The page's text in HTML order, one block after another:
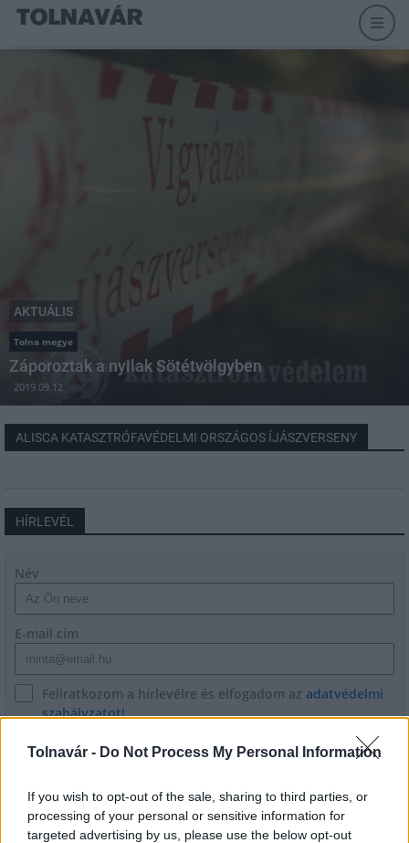
Tolnavár - Do Not Process My Personal Information
If you wish to opt-out of the sale, sharing to third parties, or
processing of your personal or sensitive information for
targeted advertising by us, please use the below opt-out
AKTUÁLIS
Tolna megye
Záporoztak a nyilak Sötétvölgyben
2019.09.12
ALISCA KATASZTRÓFAVÉDELMI ORSZÁGOS ÍJÁSZVERSENY
HÍRLEVÉL
Név
E-mail cím
Feliratkozom a hírlevélre és elfogadom az adatvédelmi
szabályzatot!
FELIRATKOZÁS
LEGFRISSEBB